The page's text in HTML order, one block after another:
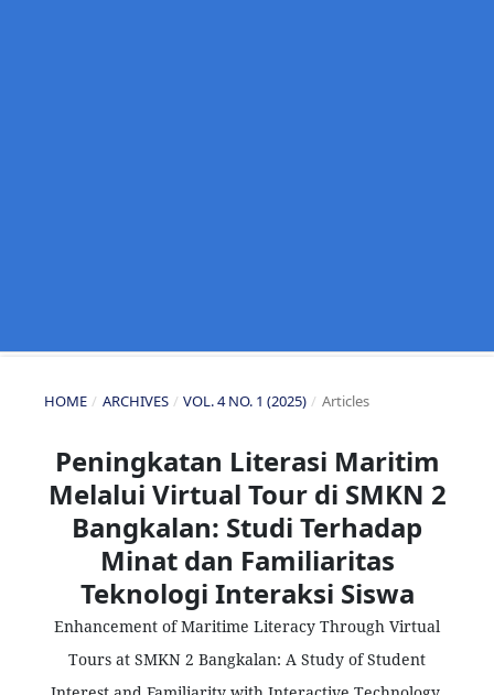
HOME / ARCHIVES / VOL. 4 NO. 1 (2025) / Articles
Peningkatan Literasi Maritim
Melalui Virtual Tour di SMKN 2
Bangkalan: Studi Terhadap
Minat dan Familiaritas
Teknologi Interaksi Siswa
Enhancement of Maritime Literacy Through Virtual
Tours at SMKN 2 Bangkalan: A Study of Student